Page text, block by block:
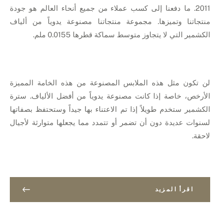
2011. ما دفعنا إلى كسب عملاء من جميع أنحاء العالم هو جودة
منتجاتنا وتميزها. مجموعة منتجاتنا مصنوعة يدوياً من ألياف
الكشمير التي لا يتجاوز متوسط سماكة قطرها 0.0155 ملم.
لن تكون مثل هذه الملابس المصنوعة من هذه الخامة المميزة
الأرخص، خاصة إذا كانت مصنوعة يدوياً من أفضل الألياف. سترة
الكشمير ستخدم طويلاً إذا تم الاعتناء بها جيداً وستحتفظ بصفاتها
لسنوات عديدة دون أن تضمر أو تتمدد مما يجعلها متوارثة لأجيال
لاحقة.
اقرأ المزيد